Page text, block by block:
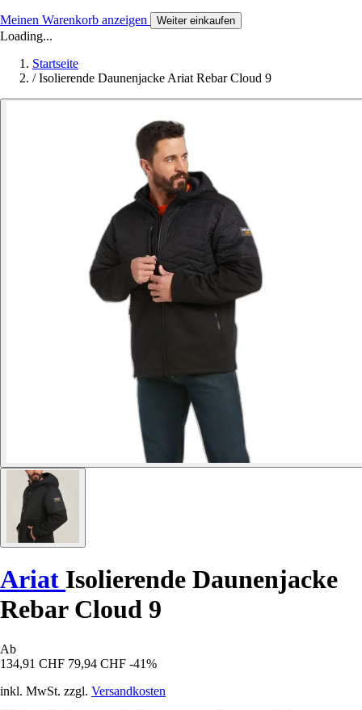
Meinen Warenkorb anzeigen Weiter einkaufen
Loading...
Startseite
/ Isolierende Daunenjacke Ariat Rebar Cloud 9
Ariat Isolierende Daunenjacke
Rebar Cloud 9
Ab
134,91 CHF 79,94 CHF -41%
inkl. MwSt. zzgl. Versandkosten